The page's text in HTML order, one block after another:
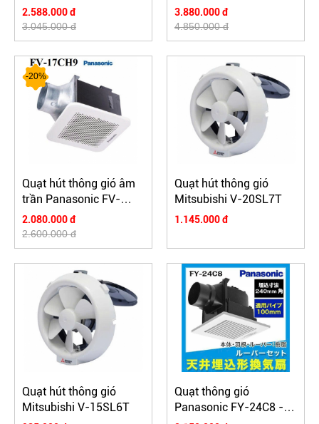
2.588.000 đ
3.045.000 đ
27CH9
3.880.000 đ
4.850.000 đ
-20%
Quạt hút thông gió âm
trần Panasonic FV-
17CH9
2.080.000 đ
2.600.000 đ
Quạt hút thông gió
Mitsubishi V-20SL7T
1.145.000 đ
Quạt hút thông gió
Mitsubishi V-15SL6T
Quạt thông gió
Panasonic FY-24C8 -